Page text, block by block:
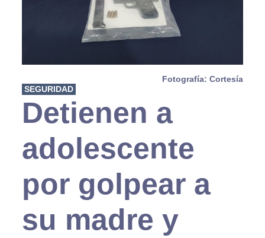
Fotografía: Cortesía
SEGURIDAD
Detienen a
adolescente
por golpear a
su madre y